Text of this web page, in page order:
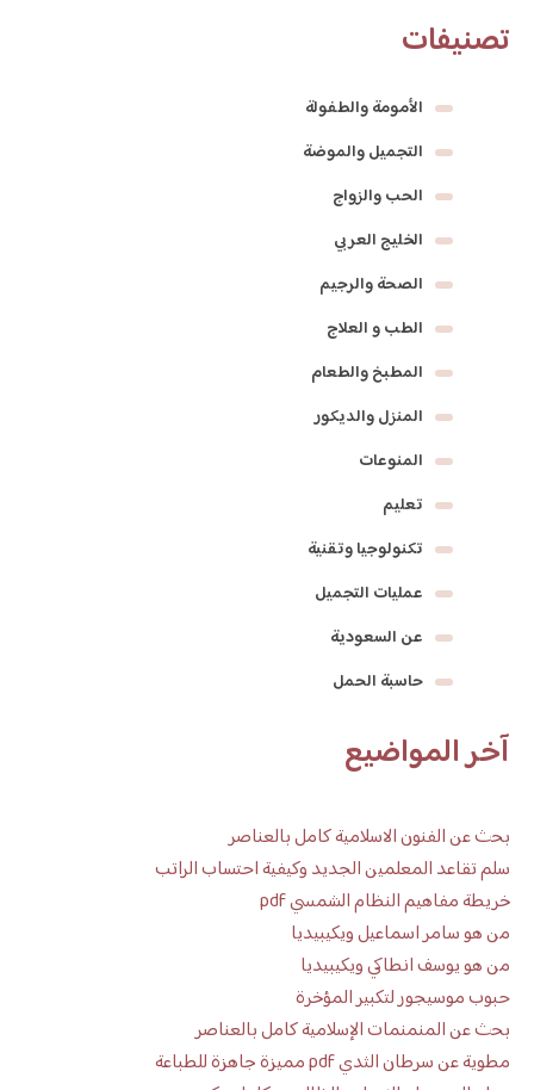
تصنيفات
الأمومة والطفولة
التجميل والموضة
الحب والزواج
الخليج العربي
الصحة والرجيم
الطب و العلاج
المطبخ والطعام
المنزل والديكور
المنوعات
تعليم
تكنولوجيا وتقنية
عمليات التجميل
عن السعودية
حاسبة الحمل
آخر المواضيع
بحث عن الفنون الاسلامية كامل بالعناصر
سلم تقاعد المعلمين الجديد وكيفية احتساب الراتب
خريطة مفاهيم النظام الشمسي pdf
من هو سامر اسماعيل ويكيبيديا
من هو يوسف انطاكي ويكيبيديا
حبوب موسيجور لتكبير المؤخرة
بحث عن المنمنمات الإسلامية كامل بالعناصر
مطوية عن سرطان الثدي pdf مميزة جاهزة للطباعة